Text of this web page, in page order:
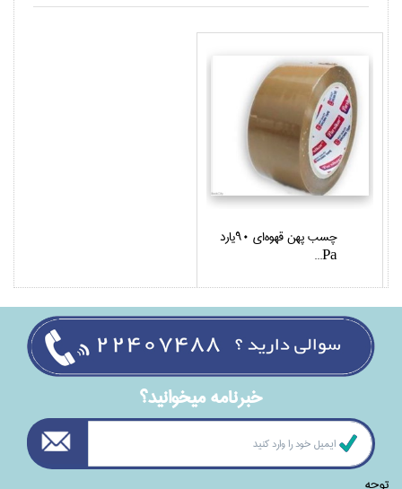
چسب پهن قهوه‌اي 90يارد
Pa...
خبرنامه ميخوانيد؟